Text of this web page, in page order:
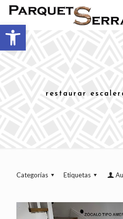
Abrir barra de herramientas
restaurar
Categorías Etiquetas